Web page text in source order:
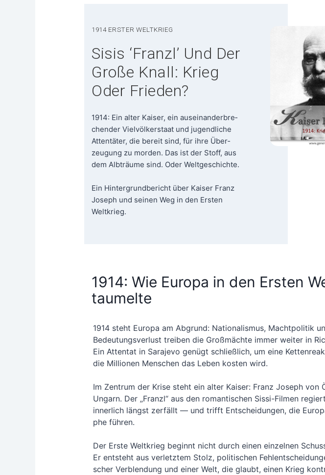
1914 ERS­TER WELTKRIEG
Sisis ‘Franzl’ Und Der
Große Knall: Krieg
Oder Frieden?
1914: Ein alter Kai­ser, ein aus­ein­an­der­bre­
chen­der Viel­völ­ker­staat und jugend­li­che
Atten­tä­ter, die bereit sind, für ihre Über­
zeu­gung zu mor­den. Das ist der Stoff, aus
dem Alb­träu­me sind. Oder Welt­ge­schich­te.
Ein Hin­ter­grund­be­richt über Kai­ser Franz
Joseph und sei­nen Weg in den Ers­ten
Weltkrieg.
1914: Wie Europa in den Ersten
taumelte
1914 steht Euro­pa am Abgrund: Natio­na­lis­mus, Macht­po­li­tik
Bedeu­tungs­ver­lust trei­ben die Groß­mäch­te immer wei­ter in
Ein Atten­tat in Sara­je­vo genügt schließ­lich, um eine
die Mil­lio­nen Men­schen das Leben kos­ten wird.
Im Zen­trum der Kri­se steht ein alter Kai­ser: Franz Joseph von
Ungarn. Der „Franzl“ aus den roman­ti­schen Sis­si-Fil­men
inner­lich längst zer­fällt — und trifft Ent­schei­dun­gen, die
phe füh­ren.
Der Ers­te Welt­krieg beginnt nicht durch einen ein­zel­nen
Er ent­steht aus ver­letz­tem Stolz, poli­ti­schen
scher Ver­blen­dung und einer Welt, die glaubt, einen Krieg